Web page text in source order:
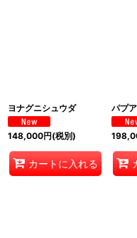
ヨナグニシュウダ
148,000円(税別)
カートに入れる
パプ